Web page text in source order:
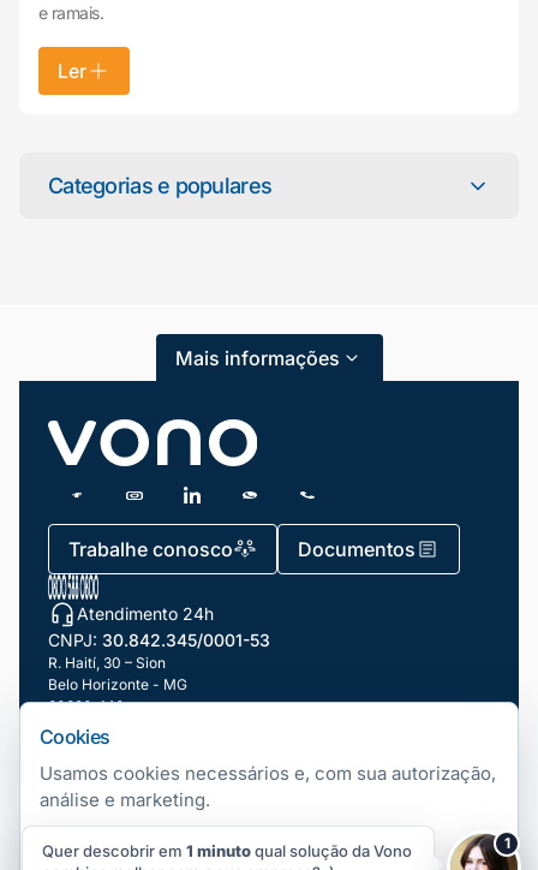
e ramais.
Ler
Categorias e populares
Atendimento ao Cliente
Blog
Dicas e Tutoriais
Gestão de Condomínios
Gestão de Frotas
Gestão de Negócios
Gestão de pessoas e Liderança
Gestão Financeira
Mundo Automotivo
Notícias
Produtividade
Mais informações
Trabalhe conosco Documentos
Atendimento 24h
CNPJ: 30.842.345/0001-53
R. Haití, 30 – Sion
Belo Horizonte - MG
30320-140
Nossas filiais
Telefonia Fixa
Número Fixo Virtual
Copyright ©2026Vono. Todos os direitos Reservados. | Gerenciar
cookies
Cookies
Usamos cookies necessários e, com sua autorização,
análise e marketing.
Aceitar Rejeitar Preferências
Quer descobrir em 1 minutoqual solução da Vono
1
online agora